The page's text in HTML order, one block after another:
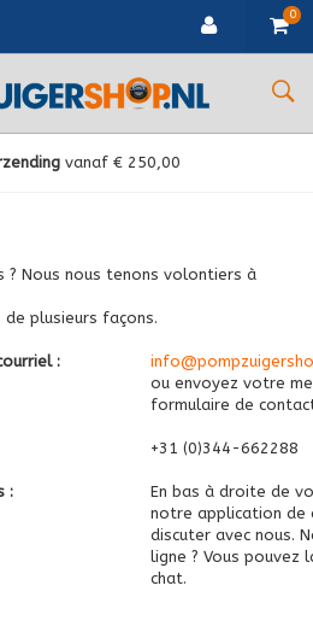
0
vanaf € 250,00
? Nous nous tenons volontiers à
plusieurs façons.
:
ou envoyez votre
formulaire de
+31 (0)344-662288
:
En bas à droite de
notre application de
discuter avec nous.
ligne ? Vous pouvez
chat.